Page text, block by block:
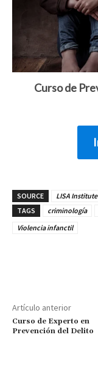
SOURCE
LISA Institute
TAGS
criminología
Violencia infanctil
Artículo anterior
Curso de Experto en
Prevención del Delito